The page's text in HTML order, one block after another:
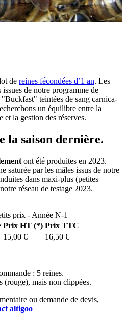
de reines fécondées d’1 an. Les
de notre programme de
teintées de sang carnica-
un équilibre entre la
et la gestion des réserves.
la saison dernière.
ont été produites en 2023.
saturée par les mâles issus de notre
dans maxi-plus (petites
réseau de testage 2023.
prix - Année N-1
Prix HT (*) Prix TTC
15,00 € 16,50 €
: 5 reines.
(rouge), mais non clippées.
ou demande de devis,
altigoo